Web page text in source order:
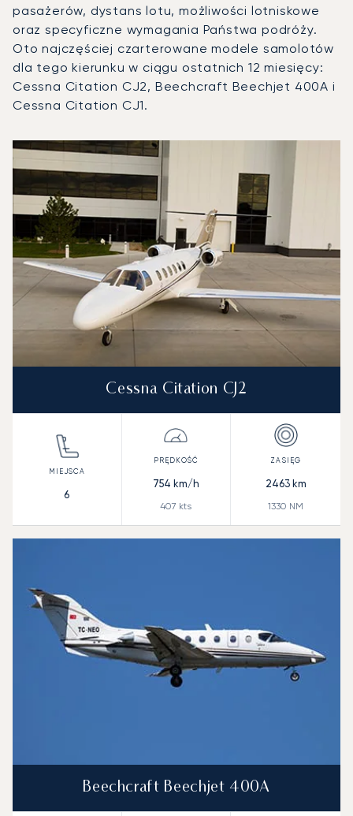
pasażerów, dystans lotu, możliwości lotniskowe
oraz specyficzne wymagania Państwa podróży.
Oto najczęściej czarterowane modele samolotów
dla tego kierunku w ciągu ostatnich 12 miesięcy:
Cessna Citation CJ2, Beechcraft Beechjet 400A i
Cessna Citation CJ1.
Zdjęcie samolotuModel samolotu
Prędkość (km/h)
Prędkość (węzły)
Zasięg (NM)
Cessna Citation CJ2
6
754 km/h
407 kts
2463km
1330 NM
Beechcraft Beechjet 400A